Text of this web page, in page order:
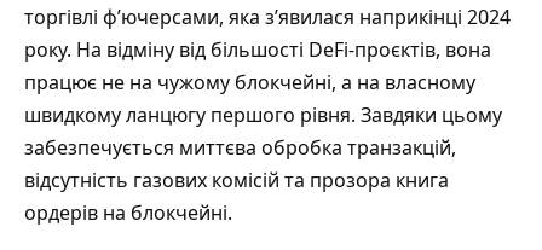
торгівлі ф’ючерсами, яка з’явилася наприкінці 2024
року. На відміну від більшості DeFi-проєктів, вона
працює не на чужому блокчейні, а на власному
швидкому ланцюгу першого рівня. Завдяки цьому
забезпечується миттєва обробка транзакцій,
відсутність газових комісій та прозора книга
ордерів на блокчейні.